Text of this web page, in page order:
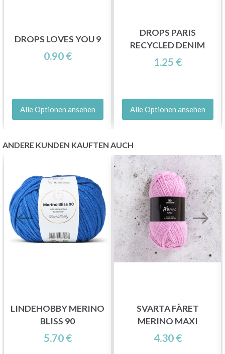
DROPS LOVES YOU 9
0.90 €
Alle Optionen ansehen
DROPS PARIS
RECYCLED DENIM
1.25 €
Alle Optionen ansehen
ANDERE KUNDEN KAUFTEN AUCH
LINDEHOBBY MERINO
BLISS 90
5.70 €
SVARTA FÅRET
MERINO MAXI
4.30 €